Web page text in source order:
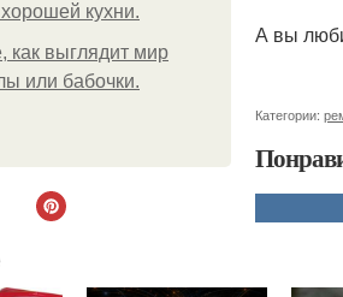
кухни.
как выглядит мир
или бабочки.
А вы
Категории: